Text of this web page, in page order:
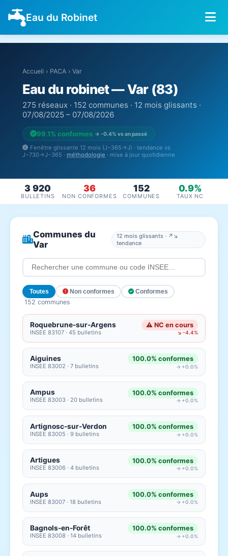
Eau du Robinet
Accueil › PACA › Var
Eau du robinet — Var (83)
275 réseaux · 152 communes · 12 mois glissants ·
07/08/2025 – 07/08/2026
99.1% conformes → -0.4% vs an passé
Fenêtre glissante 12 mois (J−365→J) · tendance vs
J−730→J−365 · méthodologie · mise à jour quotidienne
3 920
BULLETINS
36
NON CONFORMES
152
COMMUNES
0.9%
TAUX NC
Communes du
Var
12 mois glissants · ↗↘
tendance
Toutes Non conformes Conformes
152 communes
Roquebrune-sur-Argens
INSEE 83107 · 45 bulletins
⚠ NC en cours
↘ -4.4%
Aiguines
INSEE 83002 · 7 bulletins
100.0% conformes
→ +0.0%
Ampus
INSEE 83003 · 20 bulletins
100.0% conformes
→ +0.0%
Artignosc-sur-Verdon
INSEE 83005 · 9 bulletins
100.0% conformes
→ +0.0%
Artigues
INSEE 83006 · 4 bulletins
100.0% conformes
→ +0.0%
Aups
INSEE 83007 · 18 bulletins
100.0% conformes
→ +0.0%
Bagnols-en-Forêt
INSEE 83008 · 14 bulletins
100.0% conformes
→ +0.0%